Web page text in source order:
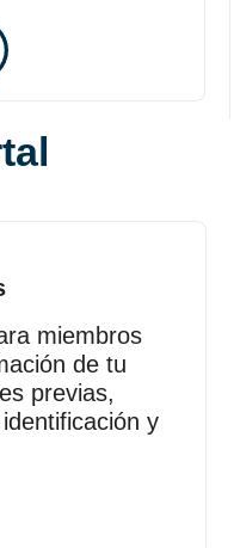
miembros
de tu
previas,
y